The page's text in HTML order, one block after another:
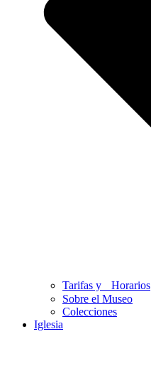
Tarifas y Horarios
Sobre el Museo
Colecciones
Iglesia